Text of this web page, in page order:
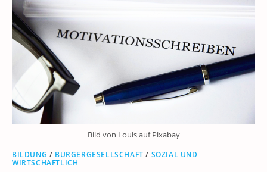
Bild von Louis auf Pixabay
BILDUNG / BÜRGERGESELLSCHAFT / SOZIAL UND
WIRTSCHAFTLICH